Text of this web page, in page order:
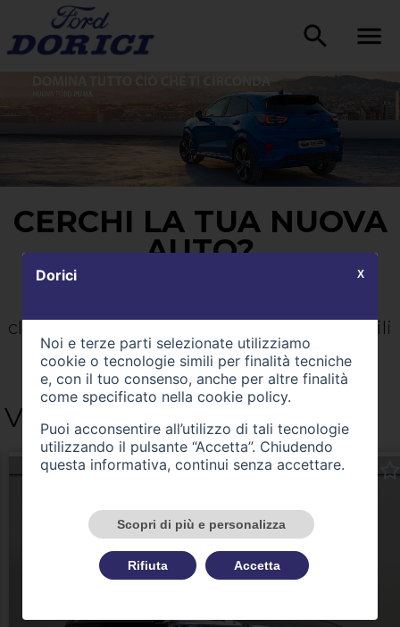
CERCHI LA TUA NUOVA
AUTO?
cliente tra un ampio ventaglio di automobili
di alta gamma
Vetrina
Dorici
Noi e terze parti selezionate utilizziamo
cookie o tecnologie simili per finalità tecniche
e, con il tuo consenso, anche per altre finalità
come specificato nella cookie policy.
Puoi acconsentire all’utilizzo di tali tecnologie
utilizzando il pulsante “Accetta”. Chiudendo
questa informativa, continui senza accettare.
Scopri di più e personalizza
Rifiuta Accetta
X